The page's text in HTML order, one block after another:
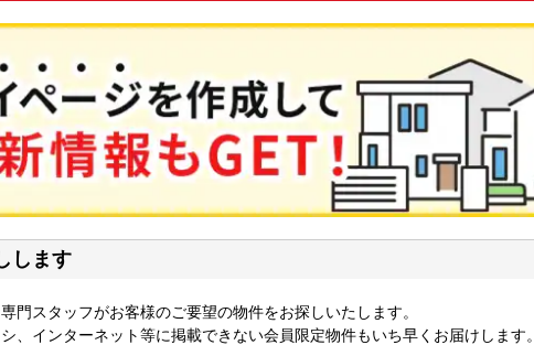
します
門スタッフがお客様のご要望の物件をお探しいたします。
、インターネット等に掲載できない会員限定物件もいち早くお届けします。